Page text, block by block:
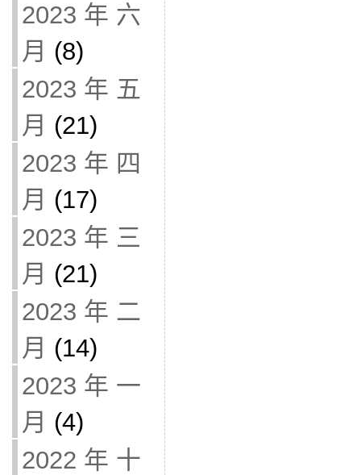
2023 年 六
月 (8)
2023 年 五
月 (21)
2023 年 四
月 (17)
2023 年 三
月 (21)
2023 年 二
月 (14)
2023 年 一
月 (4)
2022 年 十